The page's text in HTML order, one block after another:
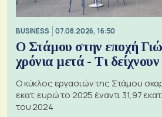
BUSINESS 07.08.2026, 16:50
Ο Στάμου στην εποχή
χρόνια μετά - Τι δείχνουν
Ο κύκλος εργασιών της Στάμου
εκατ. ευρώ το 2025 έναντι 31,97
του 2024